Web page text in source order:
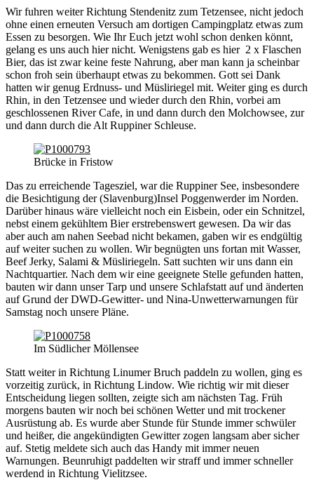
Wir fuhren weiter Richtung Stendenitz zum Tetzensee, nicht jedoch
ohne einen erneuten Versuch am dortigen Campingplatz etwas zum
Essen zu besorgen. Wie Ihr Euch jetzt wohl schon denken könnt,
gelang es uns auch hier nicht. Wenigstens gab es hier 2 x Flaschen
Bier, das ist zwar keine feste Nahrung, aber man kann ja scheinbar
schon froh sein überhaupt etwas zu bekommen. Gott sei Dank
hatten wir genug Erdnuss- und Müsliriegel mit. Weiter ging es durch
Rhin, in den Tetzensee und wieder durch den Rhin, vorbei am
geschlossenen River Cafe, in und dann durch den Molchowsee, zur
und dann durch die Alt Ruppiner Schleuse.
Brücke in Fristow
Das zu erreichende Tagesziel, war die Ruppiner See, insbesondere
die Besichtigung der (Slavenburg)Insel Poggenwerder im Norden.
Darüber hinaus wäre vielleicht noch ein Eisbein, oder ein Schnitzel,
nebst einem gekühltem Bier erstrebenswert gewesen. Da wir das
aber auch am nahen Seebad nicht bekamen, gaben wir es endgültig
auf weiter suchen zu wollen. Wir begnügten uns fortan mit Wasser,
Beef Jerky, Salami & Müsliriegeln. Satt suchten wir uns dann ein
Nachtquartier. Nach dem wir eine geeignete Stelle gefunden hatten,
bauten wir dann unser Tarp und unsere Schlafstatt auf und änderten
auf Grund der DWD-Gewitter- und Nina-Unwetterwarnungen für
Samstag noch unsere Pläne.
Im Südlicher Möllensee
Statt weiter in Richtung Linumer Bruch paddeln zu wollen, ging es
vorzeitig zurück, in Richtung Lindow. Wie richtig wir mit dieser
Entscheidung liegen sollten, zeigte sich am nächsten Tag. Früh
morgens bauten wir noch bei schönen Wetter und mit trockener
Ausrüstung ab. Es wurde aber Stunde für Stunde immer schwüler
und heißer, die angekündigten Gewitter zogen langsam aber sicher
auf. Stetig meldete sich auch das Handy mit immer neuen
Warnungen. Beunruhigt paddelten wir straff und immer schneller
werdend in Richtung Vielitzsee.